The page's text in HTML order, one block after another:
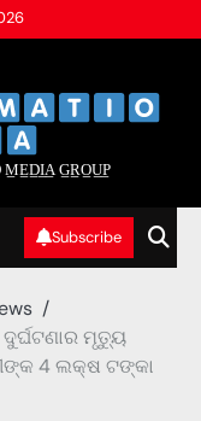
G̲R̲O̲U̲P̲
Subscribe
ଦୁର୍ଘଟଣାର ମୃତ୍ୟୁ
4 ଲକ୍ଷ ଟଙ୍କା